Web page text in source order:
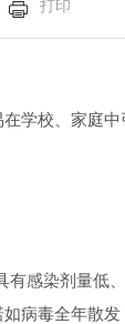
打印
校、家庭中
感染剂量低
病毒全年散发